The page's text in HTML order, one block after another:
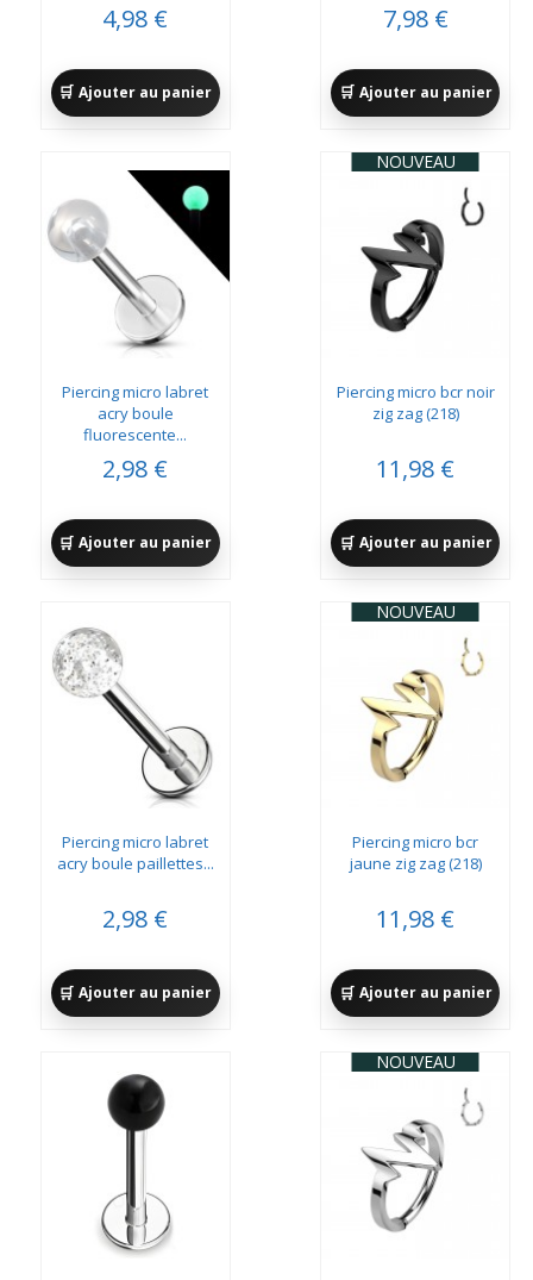
4,98 €
Ajouter au panier
7,98 €
Ajouter au panier
Piercing micro labret
acry boule
fluorescente...
2,98 €
Ajouter au panier
NOUVEAU
Piercing micro bcr noir
zig zag (218)
11,98 €
Ajouter au panier
Piercing micro labret
acry boule paillettes...
2,98 €
Ajouter au panier
NOUVEAU
Piercing micro bcr
jaune zig zag (218)
11,98 €
Ajouter au panier
NOUVEAU